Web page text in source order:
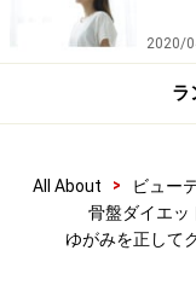
2020/
ラ
All About > ビュー
骨盤ダイエッ
ゆがみを正して